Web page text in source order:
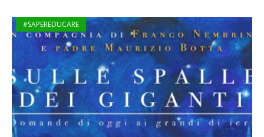
#SAPEREDUCARE